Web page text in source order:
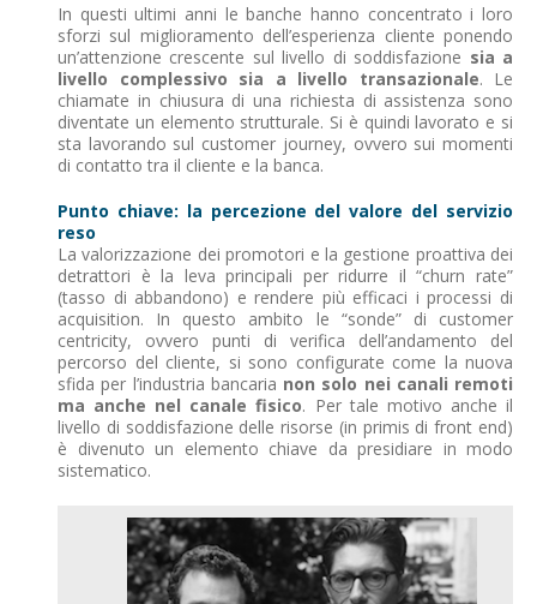
In questi ultimi anni le banche hanno concentrato i loro
sforzi sul miglioramento dell’esperienza cliente ponendo
un’attenzione crescente sul livello di soddisfazione sia a
livello complessivo sia a livello transazionale. Le
chiamate in chiusura di una richiesta di assistenza sono
diventate un elemento strutturale. Si è quindi lavorato e si
sta lavorando sul customer journey, ovvero sui momenti
di contatto tra il cliente e la banca.
Punto chiave: la percezione del valore del servizio
reso
La valorizzazione dei promotori e la gestione proattiva dei
detrattori è la leva principali per ridurre il “churn rate”
(tasso di abbandono) e rendere più efficaci i processi di
acquisition. In questo ambito le “sonde” di customer
centricity, ovvero punti di verifica dell’andamento del
percorso del cliente, si sono configurate come la nuova
sfida per l’industria bancaria non solo nei canali remoti
ma anche nel canale fisico. Per tale motivo anche il
livello di soddisfazione delle risorse (in primis di front end)
è divenuto un elemento chiave da presidiare in modo
sistematico.